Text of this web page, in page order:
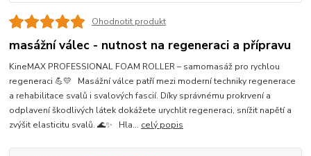
Ohodnotit produkt
masážní válec - nutnost na regeneraci a přípravu
KineMAX PROFESSIONAL FOAM ROLLER – samomasáž pro rychlou
regeneraci 💪💛 Masážní válce patří mezi moderní techniky regenerace
a rehabilitace svalů i svalových fascií. Díky správnému prokrvení a
odplavení škodlivých látek dokážete urychlit regeneraci, snížit napětí a
zvýšit elasticitu svalů. 🌊✨ Hla... celý popis